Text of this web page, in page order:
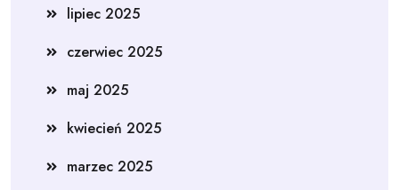
lipiec 2025
czerwiec 2025
maj 2025
kwiecień 2025
marzec 2025